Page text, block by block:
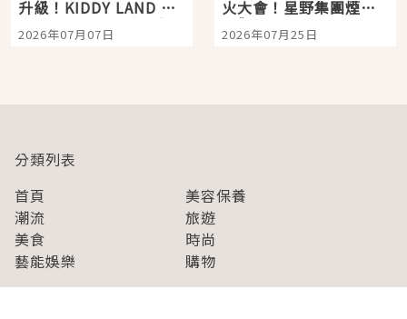
升級！KIDDY LAND 原
宿店吉伊卡哇迎客，新
開幕 OMOKADO 店3分
2026年07月07日
火大會！星野集團煙火
景觀飯店6選，讓你不用
人擠人悠閒欣賞
2026年07月25日
分類列表
首頁
美容保養
潮流
旅遊
美食
時尚
藝能娛樂
購物